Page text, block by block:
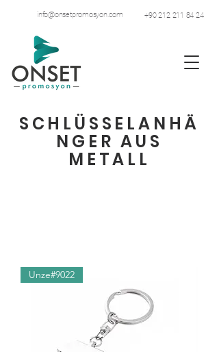
+90 212 211 84 24
info@onsetpromosyon.com
SCHLÜSSELANHÄ
NGER AUS
METALL
Unze#9022